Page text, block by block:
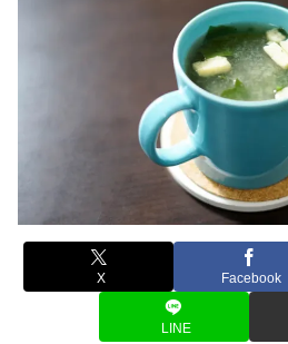
X Facebook
LINE